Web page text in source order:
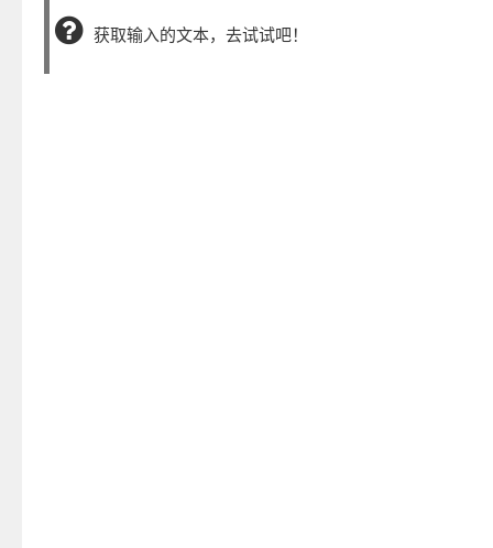
获取输入的文本，去试试吧！